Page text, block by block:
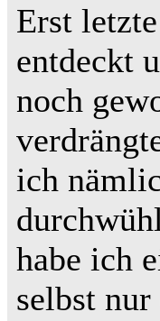
Erst
entdeckt
noch
ich
habe ich
selbst